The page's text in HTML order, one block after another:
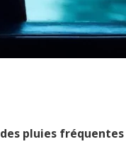
des pluies fréquentes